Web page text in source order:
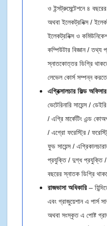
ও ইন্সট্রুমেন্টেশনে ৪
অথবা ইলেকট্রনিক্স /
ইলেকট্রনিক্স ও
কম্পিউটার বিজ্ঞান / তথ্য
স্নাতকোত্তর ডিগ্রি
লেভেল কোর্স সম্পন্ন
এগ্রিক্সালচার ফিল্ড
ভেটেরিনারি সায়েন্স /
/ এগ্রি মার্কেটিং এন্ড
/ এগ্রো ফরেস্ট্রি /
ফুড সায়েন্স /
প্রযুক্তি / দুগ্ধ প্রযুক্তি
বছরের স্নাতক ডিগ্রি
রাজভাসা অধিকারি–
এবং গ্রাজুয়েশান এ পার্স
অথবা সংস্কৃত এ পোষ্ট